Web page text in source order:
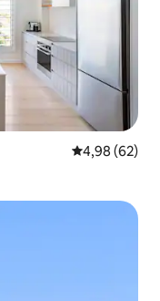
Gemiddelde
4,98 (62)